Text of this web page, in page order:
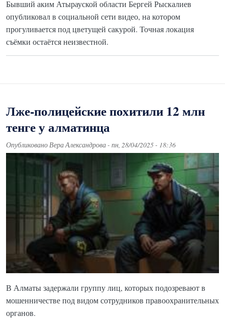
Бывший аким Атырауской области Бергей Рыскалиев
опубликовал в социальной сети видео, на котором
прогуливается под цветущей сакурой. Точная локация
съёмки остаётся неизвестной.
Лже-полицейские похитили 12 млн
тенге у алматинца
ОпубликованоВера Александрова- пн, 28/04/2025 - 18:36
В Алматы задержали группу лиц, которых подозревают в
мошенничестве под видом сотрудников правоохранительных
органов.